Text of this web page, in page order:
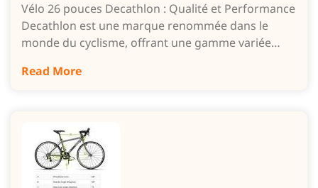
Vélo 26 pouces Decathlon : Qualité et Performance
Decathlon est une marque renommée dans le
monde du cyclisme, offrant une gamme variée…
Read More